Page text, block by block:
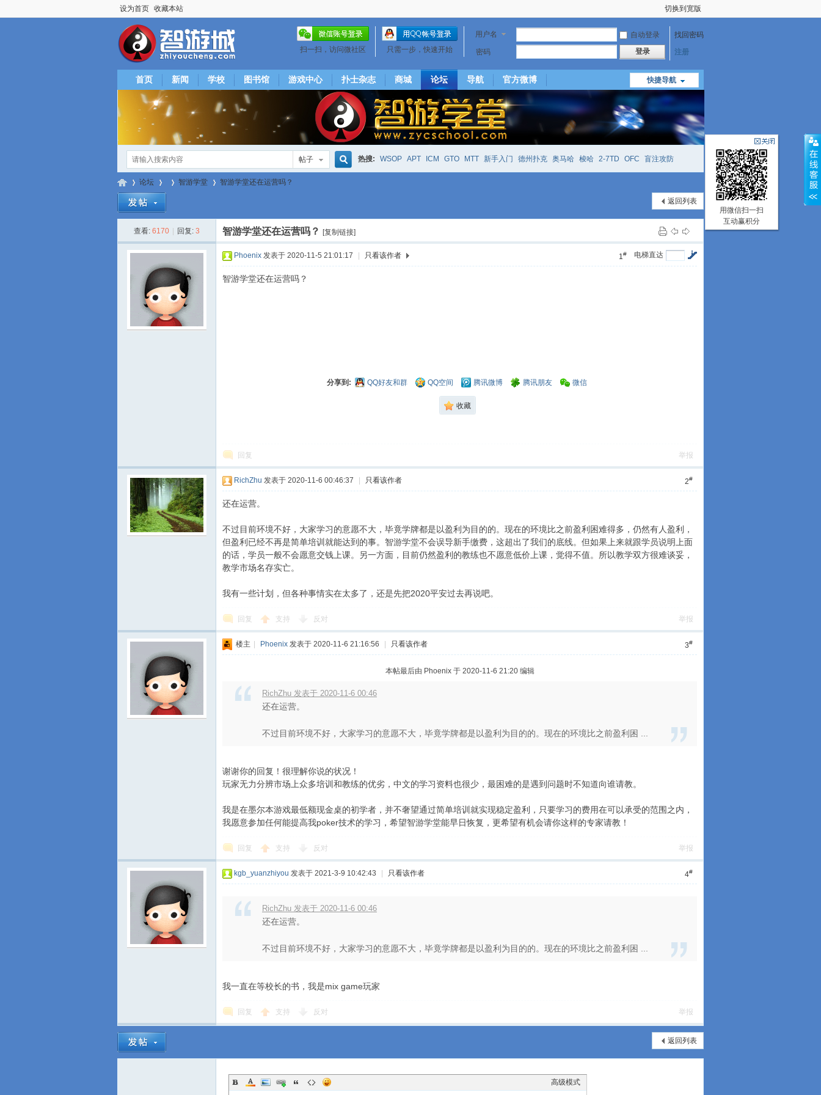
设为首页 收藏本站 切换到宽版
用户名 自动登录
找回密码
密码
登录 注册
只需一步，快速开始
扫一扫，访问微社区
快捷导航
首页 新闻 学校 图书馆 游戏中心 扑士杂志 商城 论坛 导航 官方微博
帖子
索
热搜: WSOP APT ICM GTO MTT 新手入门 德州扑克 奥马哈 梭哈 2-7TD OFC 盲注攻防
论坛
› ›
智游学堂 智游学堂还在运营吗？
返回列表
查看: 6170 回复: 3 智游学堂还在运营吗？ [复制链接]
电梯直达
1#
Phoenix 发表于 2020-11-5 21:01:17 只看该作者
智游学堂还在运营吗？
分享到: QQ好友和群 QQ空间 腾讯微博 腾讯朋友 微信
收藏
回复 举报
2#
RichZhu 发表于 2020-11-6 00:46:37 只看该作者
还在运营。
不过目前环境不好，大家学习的意愿不大，毕竟学牌都是以盈利为目的的。现在的环境比之前盈利困难得多，仍然有人盈利，
但盈利已经不再是简单培训就能达到的事。智游学堂不会误导新手缴费，这超出了我们的底线。但如果上来就跟学员说明上面
的话，学员一般不会愿意交钱上课。另一方面，目前仍然盈利的教练也不愿意低价上课，觉得不值。所以教学双方很难谈妥，
教学市场名存实亡。
我有一些计划，但各种事情实在太多了，还是先把2020平安过去再说吧。
回复 支持 反对 举报
3#
楼主 Phoenix 发表于 2020-11-6 21:16:56 只看该作者
本帖最后由 Phoenix 于 2020-11-6 21:20 编辑
RichZhu 发表于 2020-11-6 00:46
还在运营。
不过目前环境不好，大家学习的意愿不大，毕竟学牌都是以盈利为目的的。现在的环境比之前盈利困 ...
谢谢你的回复！很理解你说的状况！
玩家无力分辨市场上众多培训和教练的优劣，中文的学习资料也很少，最困难的是遇到问题时不知道向谁请教。
我是在墨尔本游戏最低额现金桌的初学者，并不奢望通过简单培训就实现稳定盈利，只要学习的费用在可以承受的范围之内，
我愿意参加任何能提高我poker技术的学习，希望智游学堂能早日恢复，更希望有机会请你这样的专家请教！
回复 支持 反对 举报
4#
kgb_yuanzhiyou 发表于 2021-3-9 10:42:43 只看该作者
RichZhu 发表于 2020-11-6 00:46
还在运营。
不过目前环境不好，大家学习的意愿不大，毕竟学牌都是以盈利为目的的。现在的环境比之前盈利困 ...
我一直在等校长的书，我是mix game玩家
回复 支持 反对 举报
返回列表
高级模式
用微信扫一扫
互动赢积分